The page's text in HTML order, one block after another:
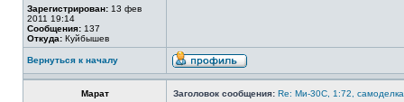
Зарегистрирован: 13 фев
2011 19:14
Сообщения: 137
Откуда: Куйбышев
Вернуться к началу
Марат Заголовок сообщения: Re: Ми-30С, 1:72, самоделка